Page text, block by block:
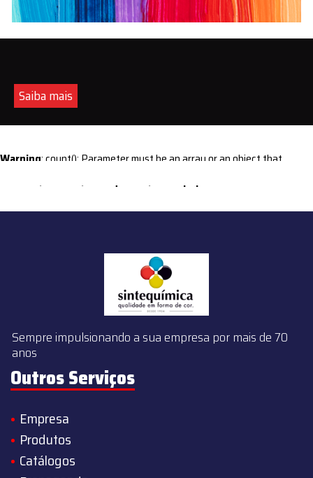
Saiba mais
Warning: count(): Parameter must be an array or an object that
content/themes/sintequimica/index.php
Sempre impulsionando a sua empresa por mais de 70
anos
Outros Serviços
Empresa
Produtos
Catálogos